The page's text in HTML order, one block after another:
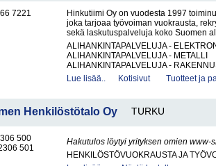
7221
Hinkutiimi Oy on vuodesta 1997
joka tarjoaa työvoiman vuokrausta,
sekä laskutuspalveluja koko Suomen
ALIHANKINTAPALVELUJA -
ALIHANKINTAPALVELUJA - METALLI
ALIHANKINTAPALVELUJA -
Lue lisää..
Kotisivut Tuotteet ja
Henkilöstötalo Oy TURKU
500
501
Hakutulos löytyi yrityksen omien www-
HENKILÖSTÖVUOKRAUSTA JA